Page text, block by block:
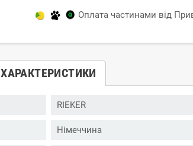
Оплата частинами від
ХАРАКТЕРИСТИКИ
RIEKER
Німеччина